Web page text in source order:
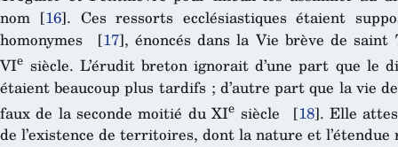
nom [16]. Ces ressorts ecclésiastiques étaient
homonymes
[17], énoncés dans la Vie brève de
VIe siècle. L’érudit breton ignorait d’une part que le
étaient beaucoup plus tardifs ; d’autre part que la vie
faux de la seconde moitié du XIesiècle [18]. Elle
de l’existence de territoires, dont la nature et